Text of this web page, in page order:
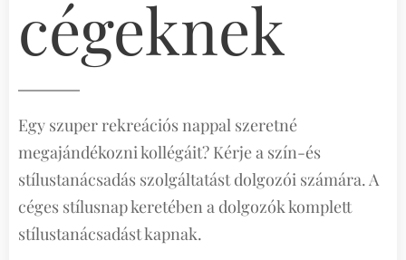
cégeknek
Egy szuper rekreációs nappal szeretné
megajándékozni kollégáit? Kérje a szín-és
stílustanácsadás szolgáltatást dolgozói számára. A
céges stílusnap keretében a dolgozók komplett
stílustanácsadást kapnak.